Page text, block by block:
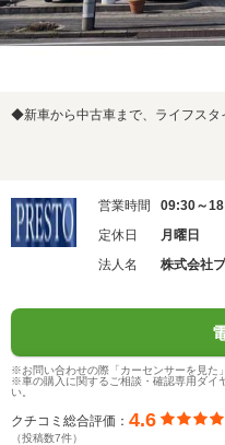
◆新車から中古車まで、ライフス
営業時間
09:30～
定休日
月曜日
法人名
株式会社
※お問い合わせの際「カーセンサーを見た
※車の購入に関するご相談・確認専用ダイ
い。
クチコミ総合評価： 4.6
（投稿数7件）